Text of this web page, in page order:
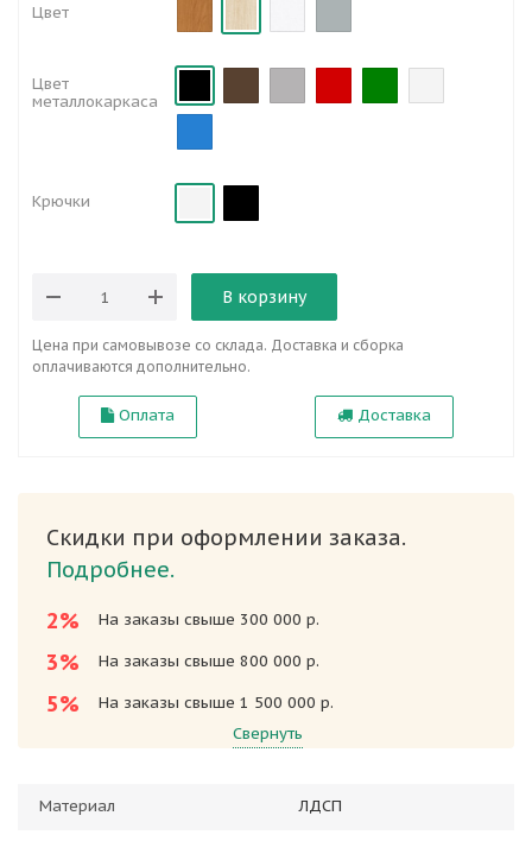
Цвет
Цвет
металлокаркаса
Крючки
В корзину
Цена при самовывозе со склада. Доставка и сборка
оплачиваются дополнительно.
Оплата Доставка
Скидки при оформлении заказа.
Подробнее.
2%
На заказы свыше 300 000 р.
3% На заказы свыше 800 000 р.
5%
На заказы свыше 1 500 000 р.
Свернуть
Материал ЛДСП